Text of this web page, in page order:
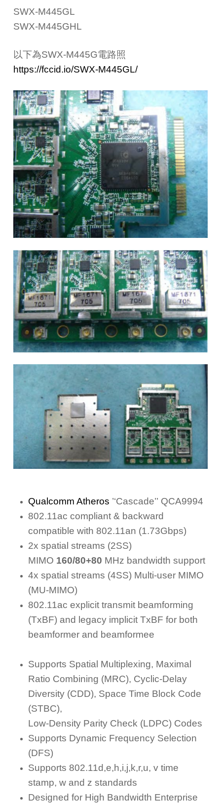
SWX-M445GL
SWX-M445GHL
以下為SWX-M445G電路照
https://fccid.io/SWX-M445GL/
Qualcomm Atheros ’‘Cascade’’ QCA9994
802.11ac compliant & backward
compatible with 802.11an (1.73Gbps)
2x spatial streams (2SS)
MIMO 160/80+80 MHz bandwidth support
4x spatial streams (4SS) Multi-user MIMO
(MU-MIMO)
802.11ac explicit transmit beamforming
(TxBF) and legacy implicit TxBF for both
beamformer and beamformee
Supports Spatial Multiplexing, Maximal
Ratio Combining (MRC), Cyclic-Delay
Diversity (CDD), Space Time Block Code
(STBC),
Low-Density Parity Check (LDPC) Codes
Supports Dynamic Frequency Selection
(DFS)
Supports 802.11d,e,h,i,j,k,r,u, v time
stamp, w and z standards
Designed for High Bandwidth Enterprise